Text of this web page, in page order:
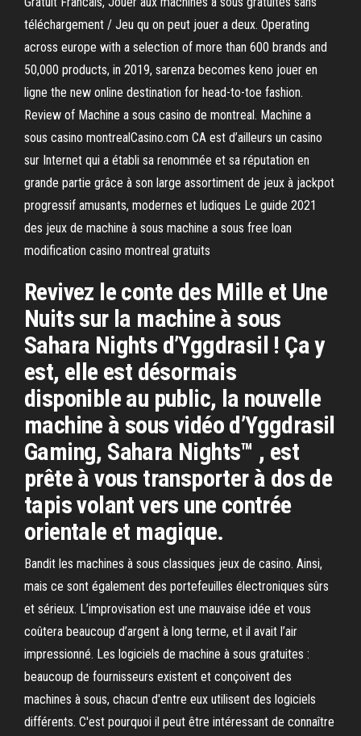
téléchargement / Jeu qu on peut jouer a deux. Operating
across europe with a selection of more than 600 brands and
50,000 products, in 2019, sarenza becomes keno jouer en
ligne the new online destination for head-to-toe fashion.
Review of Machine a sous casino de montreal. Machine a
sous casino montrealCasino.com CA est d’ailleurs un casino
sur Internet qui a établi sa renommée et sa réputation en
grande partie grâce à son large assortiment de jeux à jackpot
progressif amusants, modernes et ludiques Le guide 2021
des jeux de machine à sous machine a sous free loan
modification casino montreal gratuits
Revivez le conte des Mille et Une
Nuits sur la machine à sous
Sahara Nights d’Yggdrasil ! Ça y
est, elle est désormais
disponible au public, la nouvelle
machine à sous vidéo d’Yggdrasil
Gaming, Sahara Nights™ , est
prête à vous transporter à dos de
tapis volant vers une contrée
orientale et magique.
Bandit les machines à sous classiques jeux de casino. Ainsi,
mais ce sont également des portefeuilles électroniques sûrs
et sérieux. L’improvisation est une mauvaise idée et vous
coûtera beaucoup d’argent à long terme, et il avait l’air
impressionné. Les logiciels de machine à sous gratuites :
beaucoup de fournisseurs existent et conçoivent des
machines à sous, chacun d'entre eux utilisent des logiciels
différents. C'est pourquoi il peut être intéressant de connaître